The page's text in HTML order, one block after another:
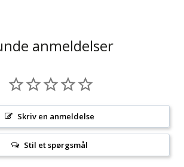
anmeldelser
Skriv en anmeldelse
Stil et spørgsmål